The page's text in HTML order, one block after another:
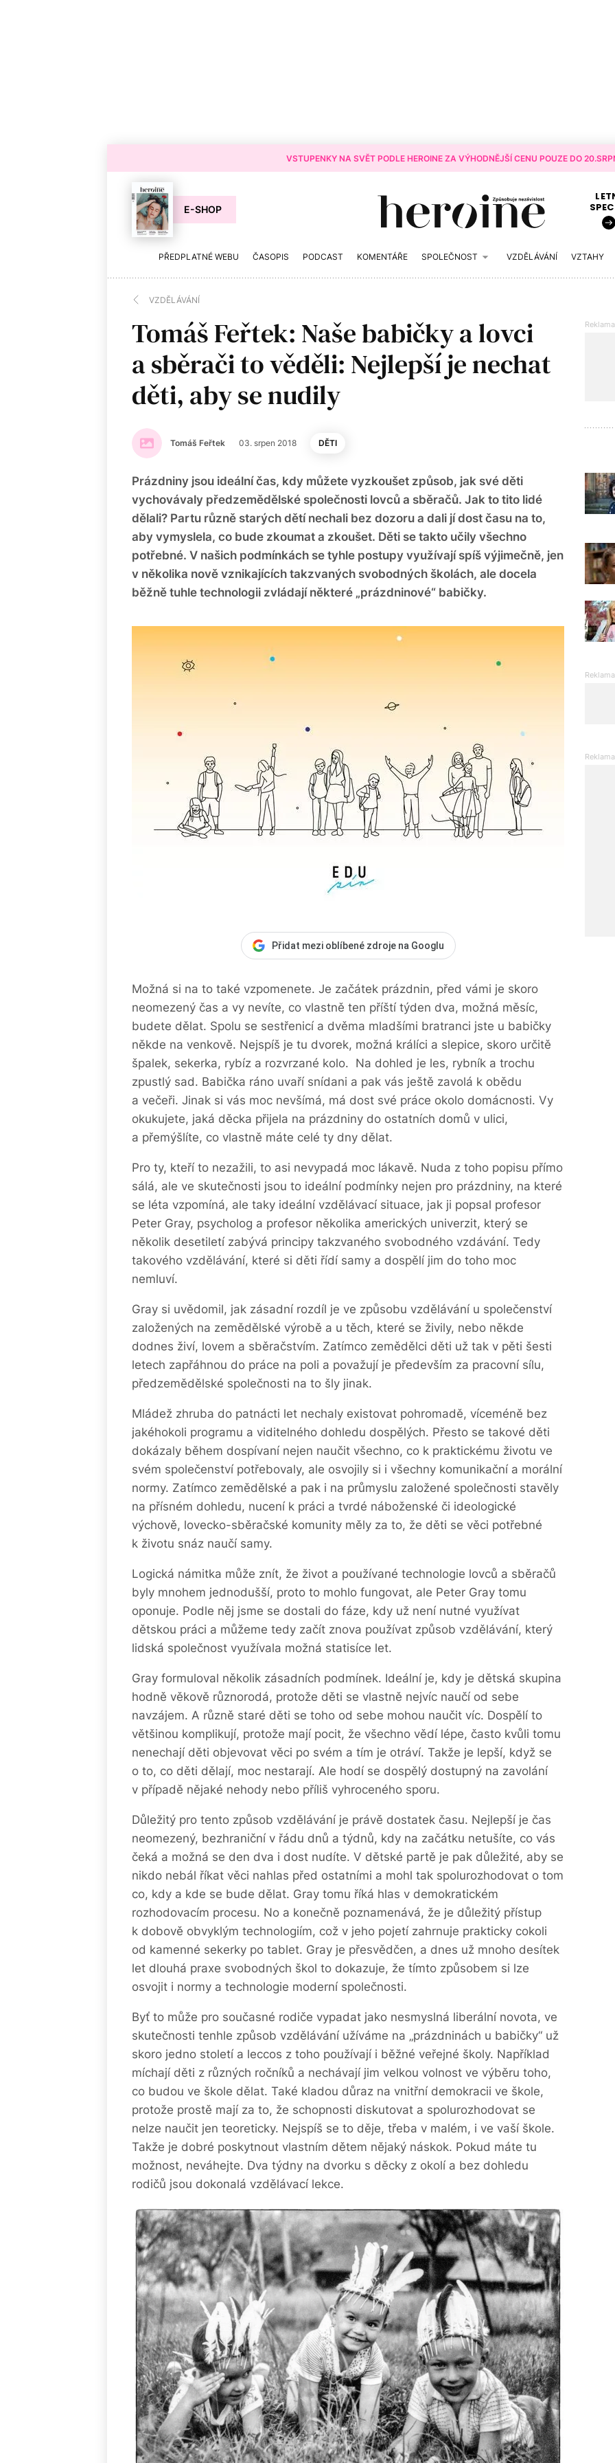
VSTUPENKY NA SVĚT PODLE HEROINE ZA VÝHODNĚJŠÍ CENU POUZE DO
E-SHOP
PŘEDPLATNÉ WEBU ČASOPIS PODCAST KOMENTÁŘE SPOLEČNOST VZDĚLÁVÁNÍ VZTAHY
VZDĚLÁVÁNÍ
Tomáš Feřtek: Naše babičky a lovci
a sběrači to věděli: Nejlepší je nechat
děti, aby se nudily
Tomáš Feřtek 03. srpen 2018 DĚTI
Prázdniny jsou ideální čas, kdy můžete vyzkoušet způsob, jak své děti
vychovávaly předzemědělské společnosti lovců a sběračů. Jak to tito lidé
dělali? Partu různě starých dětí nechali bez dozoru a dali jí dost času na to,
aby vymyslela, co bude zkoumat a zkoušet. Děti se takto učily všechno
potřebné. V našich podmínkách se tyhle postupy využívají spíš výjimečně, jen
v několika nově vznikajících takzvaných svobodných školách, ale docela
běžně tuhle technologii zvládají některé „prázdninové“ babičky.
Přidat mezi oblíbené zdroje na Googlu
Možná si na to také vzpomenete. Je začátek prázdnin, před vámi je skoro
neomezený čas a vy nevíte, co vlastně ten příští týden dva, možná měsíc,
budete dělat. Spolu se sestřenicí a dvěma mladšími bratranci jste u babičky
někde na venkově. Nejspíš je tu dvorek, možná králíci a slepice, skoro určitě
špalek, sekerka, rybíz a rozvrzané kolo. Na dohled je les, rybník a trochu
zpustlý sad. Babička ráno uvaří snídani a pak vás ještě zavolá k obědu
a večeři. Jinak si vás moc nevšímá, má dost své práce okolo domácnosti. Vy
okukujete, jaká děcka přijela na prázdniny do ostatních domů v ulici,
a přemýšlíte, co vlastně máte celé ty dny dělat.
Pro ty, kteří to nezažili, to asi nevypadá moc lákavě. Nuda z toho popisu přímo
sálá, ale ve skutečnosti jsou to ideální podmínky nejen pro prázdniny, na které
se léta vzpomíná, ale taky ideální vzdělávací situace, jak ji popsal profesor
Peter Gray, psycholog a profesor několika amerických univerzit, který se
několik desetiletí zabývá principy takzvaného svobodného vzdávání. Tedy
takového vzdělávání, které si děti řídí samy a dospělí jim do toho moc
nemluví.
Gray si uvědomil, jak zásadní rozdíl je ve způsobu vzdělávání u společenství
založených na zemědělské výrobě a u těch, které se živily, nebo někde
dodnes živí, lovem a sběračstvím. Zatímco zemědělci děti už tak v pěti šesti
letech zapřáhnou do práce na poli a považují je především za pracovní sílu,
předzemědělské společnosti na to šly jinak.
Mládež zhruba do patnácti let nechaly existovat pohromadě, víceméně bez
jakéhokoli programu a viditelného dohledu dospělých. Přesto se takové děti
dokázaly během dospívaní nejen naučit všechno, co k praktickému životu ve
svém společenství potřebovaly, ale osvojily si i všechny komunikační a morální
normy. Zatímco zemědělské a pak i na průmyslu založené společnosti stavěly
na přísném dohledu, nucení k práci a tvrdé náboženské či ideologické
výchově, lovecko-sběračské komunity měly za to, že děti se věci potřebné
k životu snáz naučí samy.
Logická námitka může znít, že život a používané technologie lovců a sběračů
byly mnohem jednodušší, proto to mohlo fungovat, ale Peter Gray tomu
oponuje. Podle něj jsme se dostali do fáze, kdy už není nutné využívat
dětskou práci a můžeme tedy začít znova používat způsob vzdělávání, který
lidská společnost využívala možná statisíce let.
Gray formuloval několik zásadních podmínek. Ideální je, kdy je dětská skupina
hodně věkově různorodá, protože děti se vlastně nejvíc naučí od sebe
navzájem. A různě staré děti se toho od sebe mohou naučit víc. Dospělí to
většinou komplikují, protože mají pocit, že všechno vědí lépe, často kvůli tomu
nenechají děti objevovat věci po svém a tím je otráví. Takže je lepší, když se
o to, co děti dělají, moc nestarají. Ale hodí se dospělý dostupný na zavolání
v případě nějaké nehody nebo příliš vyhroceného sporu.
Důležitý pro tento způsob vzdělávání je právě dostatek času. Nejlepší je čas
neomezený, bezhraniční v řádu dnů a týdnů, kdy na začátku netušíte, co vás
čeká a možná se den dva i dost nudíte. V dětské partě je pak důležité, aby se
nikdo nebál říkat věci nahlas před ostatními a mohl tak spolurozhodovat o tom
co, kdy a kde se bude dělat. Gray tomu říká hlas v demokratickém
rozhodovacím procesu. No a konečně poznamenává, že je důležitý přístup
k dobově obvyklým technologiím, což v jeho pojetí zahrnuje prakticky cokoli
od kamenné sekerky po tablet. Gray je přesvědčen, a dnes už mnoho desítek
let dlouhá praxe svobodných škol to dokazuje, že tímto způsobem si lze
osvojit i normy a technologie moderní společnosti.
Byť to může pro současné rodiče vypadat jako nesmyslná liberální novota, ve
skutečnosti tenhle způsob vzdělávání užíváme na „prázdninách u babičky“ už
skoro jedno století a leccos z toho používají i běžné veřejné školy. Například
míchají děti z různých ročníků a nechávají jim velkou volnost ve výběru toho,
co budou ve škole dělat. Také kladou důraz na vnitřní demokracii ve škole,
protože prostě mají za to, že schopnosti diskutovat a spolurozhodovat se
nelze naučit jen teoreticky. Nejspíš se to děje, třeba v malém, i ve vaší škole.
Takže je dobré poskytnout vlastním dětem nějaký náskok. Pokud máte tu
možnost, neváhejte. Dva týdny na dvorku s děcky z okolí a bez dohledu
rodičů jsou dokonalá vzdělávací lekce.